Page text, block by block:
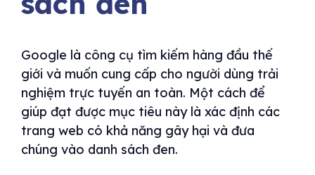
Google là công cụ tìm kiếm hàng đầu thế
giới và muốn cung cấp cho người dùng trải
nghiệm trực tuyến an toàn. Một cách để
giúp đạt được mục tiêu này là xác định các
trang web có khả năng gây hại và đưa
chúng vào danh sách đen.